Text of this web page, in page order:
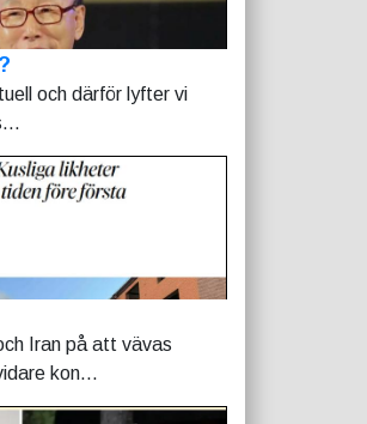
och därför lyfter vi
Iran på att vävas
kon...